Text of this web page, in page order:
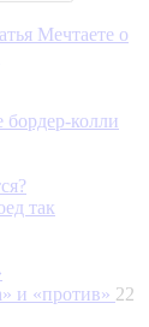
Мечтаете о
бордер-колли
так
и «против» 22